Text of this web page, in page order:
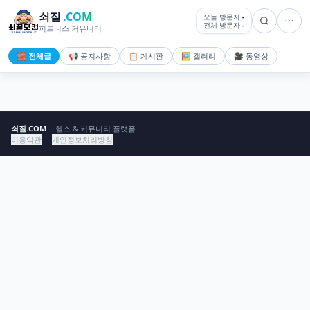
쇠질 .COM
피트니스 커뮤니티
오늘 방문자 -
전체 방문자 -
🧱 전체글 📢 공지사항 📋 게시판 🖼️ 갤러리 🎥 동영상
쇠질.COM · 헬스 & 커뮤니티 플랫폼
이용약관
개인정보처리방침